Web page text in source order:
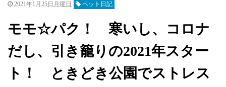
2021年1月25日月曜日 ペット日記
モモ☆パク！ 寒いし、コロナ
だし、引き籠りの2021年スター
ト！ ときどき公園でストレス